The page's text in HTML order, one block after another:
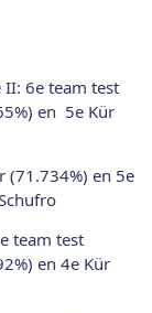
II: 6e team test
en 5e Kür
(71.734%) en 5e
team test
en 4e Kür